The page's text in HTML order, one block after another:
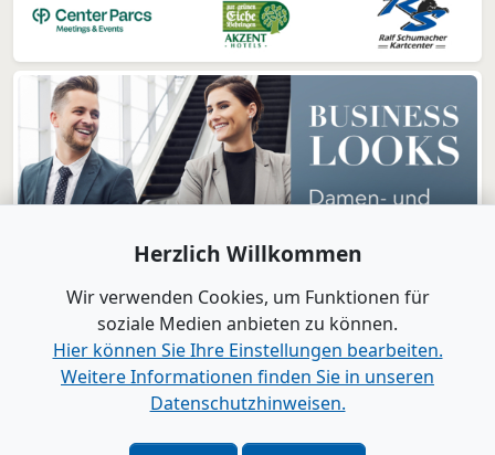
www.B2B-Wirtschaft.de
Herzlich Willkommen
Wir verwenden Cookies, um Funktionen für
soziale Medien anbieten zu können.
Hier können Sie Ihre Einstellungen bearbeiten.
Weitere Informationen finden Sie in unseren
Datenschutzhinweisen.